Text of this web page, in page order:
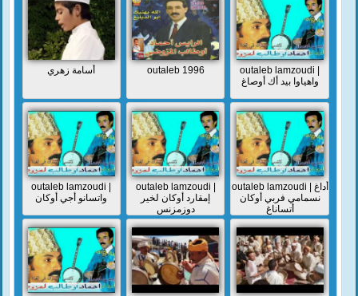
أسامة زهري outaleb 1996
outaleb lamzoudi |
واهياوا بيد أك أوصاغ
outaleb lamzoudi |
واتسانو أجي أوكان
outaleb lamzoudi |
إمقارد أوكان لخير
دوزمزنس
outaleb lamzoudi | أداغ
نسمامي فربي أوكان
أتساناغ